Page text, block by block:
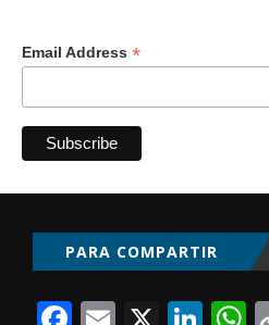
Email Address *
PARA COMPARTIR